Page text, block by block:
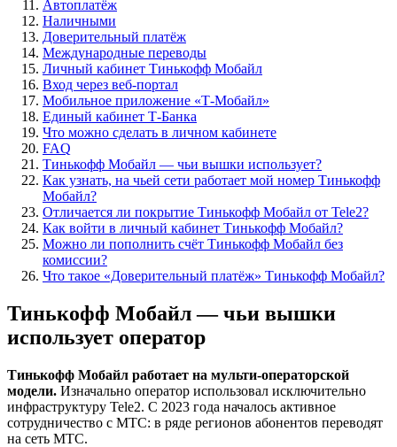
Автоплатёж
Наличными
Доверительный платёж
Международные переводы
Личный кабинет Тинькофф Мобайл
Вход через веб-портал
Мобильное приложение «Т-Мобайл»
Единый кабинет Т-Банка
Что можно сделать в личном кабинете
FAQ
Тинькофф Мобайл — чьи вышки использует?
Как узнать, на чьей сети работает мой номер Тинькофф
Мобайл?
Отличается ли покрытие Тинькофф Мобайл от Tele2?
Как войти в личный кабинет Тинькофф Мобайл?
Можно ли пополнить счёт Тинькофф Мобайл без
комиссии?
Что такое «Доверительный платёж» Тинькофф Мобайл?
Тинькофф Мобайл — чьи вышки
использует оператор
Тинькофф Мобайл работает на мульти-операторской
модели. Изначально оператор использовал исключительно
инфраструктуру Tele2. С 2023 года началось активное
сотрудничество с МТС: в ряде регионов абонентов переводят
на сеть МТС.